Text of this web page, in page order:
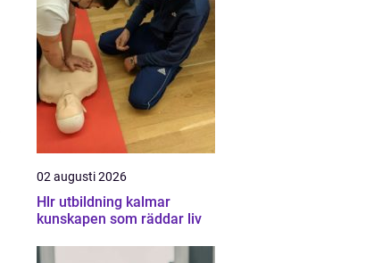
02 augusti 2026
Hlr utbildning kalmar
kunskapen som räddar liv